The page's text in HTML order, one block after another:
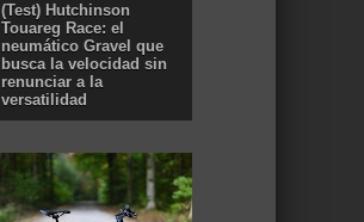
(Test) Hutchinson
Touareg Race: el
neumático Gravel que
busca la velocidad sin
renunciar a la
versatilidad